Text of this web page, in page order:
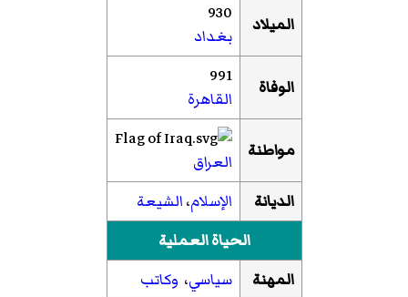
الميلاد
930
بغداد
الوفاة
991
القاهرة
مواطنة
العراق
الديانة
الإسلام،الشيعة
الحياة العملية
المهنة
سياسي، وكاتب